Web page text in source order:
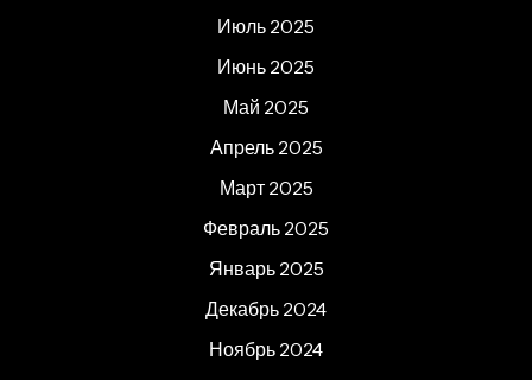
Июль 2025
Июнь 2025
Май 2025
Апрель 2025
Март 2025
Февраль 2025
Январь 2025
Декабрь 2024
Ноябрь 2024